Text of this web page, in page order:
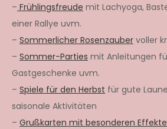
– Frühlingsfreude mit Lachyoga,
einer Rallye uvm.
– Sommerlicher Rosenzauber voller
– Sommer-Parties mit Anleitungen
Gastgeschenke uvm.
– Spiele für den Herbst für gute
saisonale Aktivitäten
– Grußkarten mit besonderen